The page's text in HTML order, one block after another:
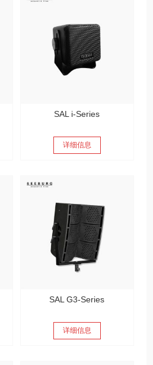
SAL i-Series
详细信息
SAL G3-Series
详细信息